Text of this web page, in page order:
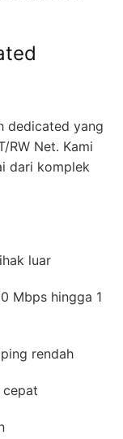
dedicated yang
RW Net. Kami
dari komplek
luar
Mbps hingga 1
rendah
cepat